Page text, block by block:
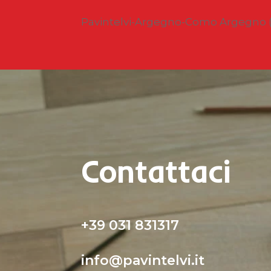
Pavintelvi-Argegno-Como Argegno
Contattaci
+39 031 831317
info@pavintelvi.it